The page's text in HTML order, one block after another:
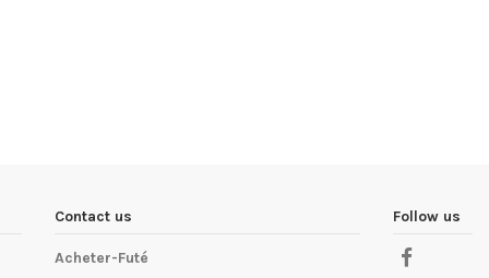
Contact us
Acheter-Futé
Follow us